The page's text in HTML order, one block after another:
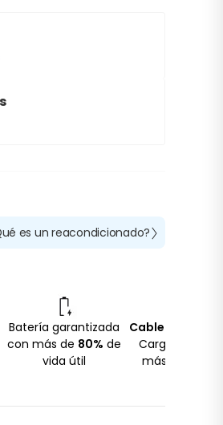
es un reacondicionado?
Batería garantizada
con más de 80% de
vida útil
Cable USB
Cargador para
más